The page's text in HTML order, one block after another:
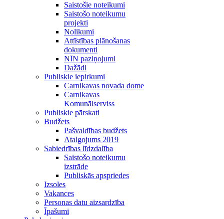
Saistošie noteikumi
Saistošo noteikumu
projekti
Nolikumi
Attīstības plānošanas
dokumenti
NĪN paziņojumi
Dažādi
Publiskie iepirkumi
Carnikavas novada dome
Carnikavas
Komunālserviss
Publiskie pārskati
Budžets
Pašvaldības budžets
Atalgojums 2019
Sabiedrības līdzdalība
Saistošo noteikumu
izstrāde
Publiskās apspriedes
Izsoles
Vakances
Personas datu aizsardzība
Īpašumi